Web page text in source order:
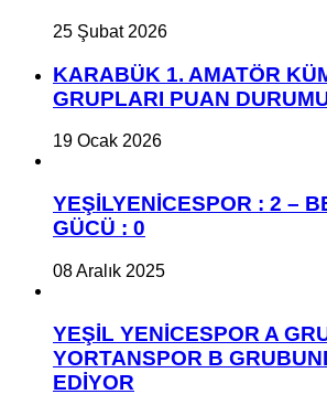
25 Şubat 2026
KARABÜK 1. AMATÖR
GRUPLARI PUAN
19 Ocak 2026
YEŞİLYENİCESPOR : 2 –
GÜCÜ : 0
08 Aralık 2025
YEŞİL YENİCESPOR A
YORTANSPOR B
EDİYOR